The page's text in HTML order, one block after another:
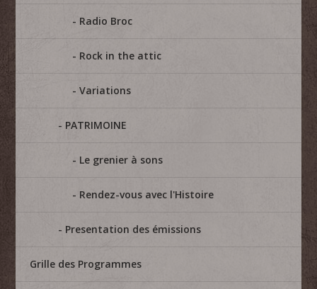
Radio Broc
Rock in the attic
Variations
PATRIMOINE
Le grenier à sons
Rendez-vous avec l'Histoire
Presentation des émissions
Grille des Programmes